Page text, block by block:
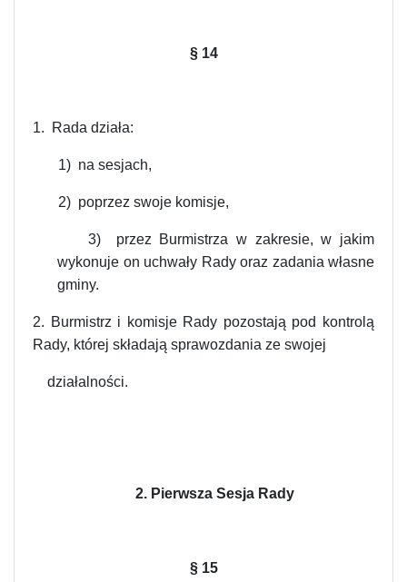
§ 14
1. Rada działa:
1) na sesjach,
2) poprzez swoje komisje,
3) przez Burmistrza w zakresie, w jakim
wykonuje on uchwały Rady oraz zadania własne
gminy.
2. Burmistrz i komisje Rady pozostają pod kontrolą
Rady, której składają sprawozdania ze swojej
działalności.
2. Pierwsza Sesja Rady
§ 15